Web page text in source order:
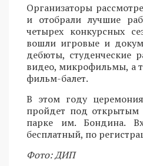
Организаторы
и отобрали лучшие
четырех конкурсных
вошли игровые и
дебюты, студенческие
видео, микрофильмы, а
фильм-балет.
В этом году
пройдет под открытым
парке им. Бондина.
бесплатный, по
Фото: ДИП